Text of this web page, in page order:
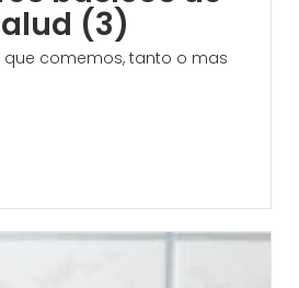
(3)
que comemos, tanto o mas